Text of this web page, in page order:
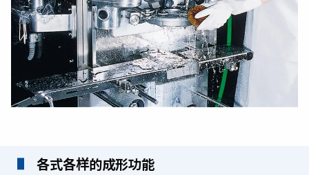
各式各样的成形功能